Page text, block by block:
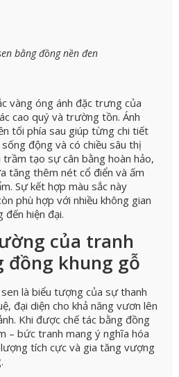
bằng đồng nền đen
vàng óng ánh đặc trưng của
cao quý và trường tồn. Ánh
tối phía sau giúp từng chi tiết
động và có chiều sâu thị
trầm tạo sự cân bằng hoàn hảo,
tăng thêm nét cổ điển và ấm
Sự kết hợp màu sắc này
phù hợp với nhiều không gian
hiện đại.
của tranh
đồng khung gỗ
là biểu tượng của sự thanh
đại diện cho khả năng vươn lên
Khi được chế tác bằng đồng
– bức tranh mang ý nghĩa hóa
tích cực và gia tăng vượng